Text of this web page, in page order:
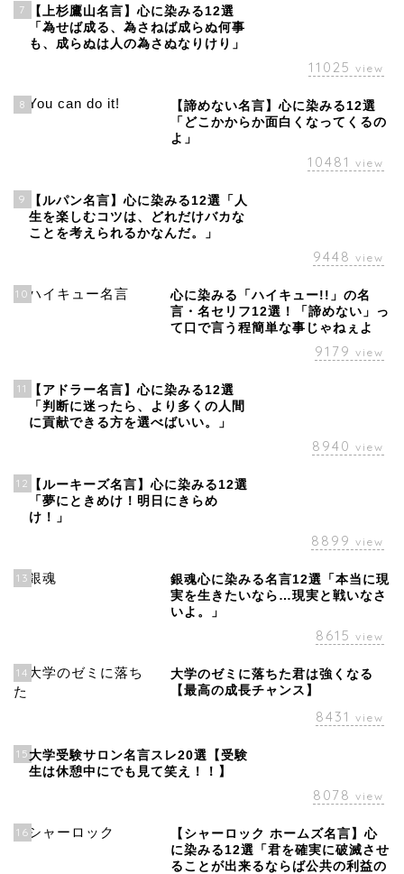
7
【上杉鷹山名言】心に染みる12選
「為せば成る、為さねば成らぬ何事
も、成らぬは人の為さぬなりけり」
11025 view
8
【諦めない名言】心に染みる12選
「どこかからか面白くなってくるの
よ」
10481 view
9
【ルパン名言】心に染みる12選「人
生を楽しむコツは、どれだけバカな
ことを考えられるかなんだ。」
9448 view
10
心に染みる「ハイキュー!!」の名
言・名セリフ12選！「諦めない」っ
て口で言う程簡単な事じゃねぇよ
9179 view
11
【アドラー名言】心に染みる12選
「判断に迷ったら、より多くの人間
に貢献できる方を選べばいい。」
8940 view
12
【ルーキーズ名言】心に染みる12選
「夢にときめけ！明日にきらめ
け！」
8899 view
13
銀魂心に染みる名言12選「本当に現
実を生きたいなら…現実と戦いなさ
いよ。」
8615 view
14
大学のゼミに落ちた君は強くなる
【最高の成長チャンス】
8431 view
15 大学受験サロン名言スレ20選【受験
生は休憩中にでも見て笑え！！】
8078 view
16
【シャーロック ホームズ名言】心
に染みる12選「君を確実に破滅させ
ることが出来るならば公共の利益の